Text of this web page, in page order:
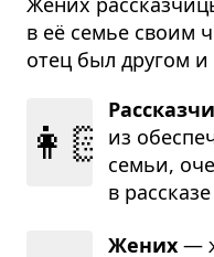
в её семье своим
отец был другом и
👩🏻из
семьи,
в
Жених —